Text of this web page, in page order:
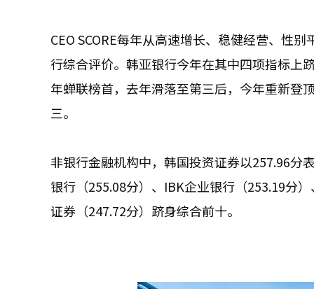
CEO SCORE每年从高速增长、稳健经营、性
行综合评价。韩亚银行今年在其中四项指标上
年蝉联榜首，去年滑落至第三后，今年重新登
三。
非银行金融机构中，韩国投资证券以257.96分
银行（255.08分）、IBK企业银行（253.19分
证券（247.72分）跻身综合前十。